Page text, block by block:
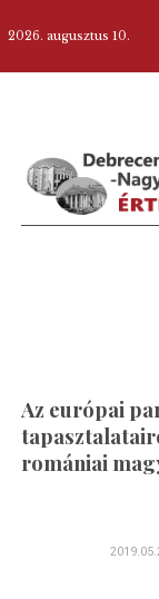
2026. augusztus 10.
Az európai
romániai